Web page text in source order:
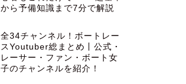
から予備知識まで7分で解説
全34チャンネル！ボートレー
スYoutuber総まとめ丨公式・
レーサー・ファン・ボート女
子のチャンネルを紹介！